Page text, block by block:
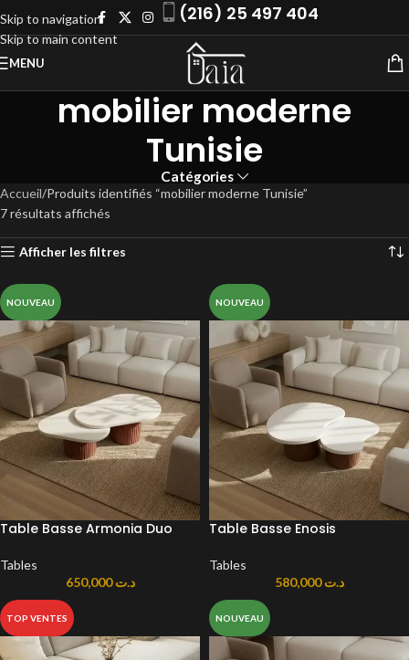
Skip to navigation
Skip to main content
(216) 25 497 404
MENU
mobilier moderne
Tunisie
Catégories
Accueil Produits identifiés “mobilier moderne Tunisie”
7 résultats affichés
Afficher les filtres
NOUVEAU
Table Basse Armonia Duo
Tables
د.ت650,000
NOUVEAU
Table Basse Enosis
Tables
د.ت580,000
TOP VENTES NOUVEAU